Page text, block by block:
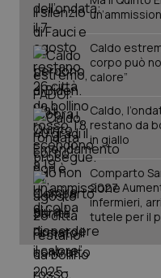
Caldo
corpo può
calore”
Caldo,
restano da
in giallo
Comparto
2027.
infermieri,
tutele per il
PHPSESSID